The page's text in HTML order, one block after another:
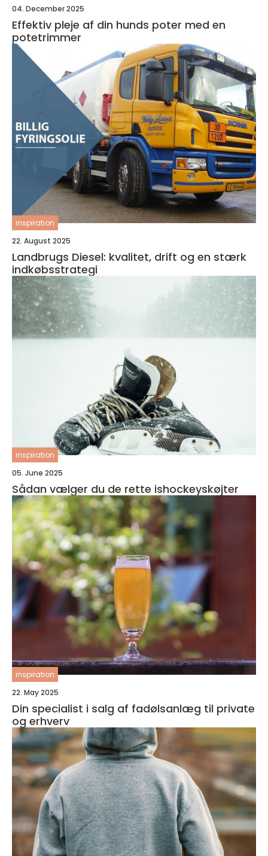
04. December 2025
Effektiv pleje af din hunds poter med en
potetrimmer
inspiration
22. August 2025
Landbrugs Diesel: kvalitet, drift og en stærk
indkøbsstrategi
inspiration
05. June 2025
Sådan vælger du de rette ishockeyskøjter
inspiration
22. May 2025
Din specialist i salg af fadølsanlæg til private
og erhverv